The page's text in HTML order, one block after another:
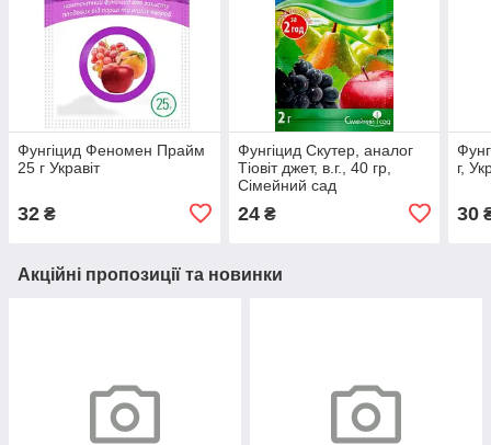
Фунгіцид Феномен Прайм
25 г Укравіт
32 ₴
Фунгіцид Скутер, аналог
Тіовіт джет, в.г., 40 гр,
Сімейний сад
24₴
г,
30
Акційні пропозиції та новинки